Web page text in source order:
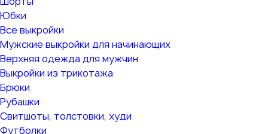
Юбки
Все выкройки
Мужские выкройки для начинающих
Верхняя одежда для мужчин
Выкройки из трикотажа
Брюки
Рубашки
Свитшоты, толстовки, худи
Футболки